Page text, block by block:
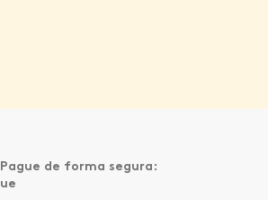
Pague de forma segura: